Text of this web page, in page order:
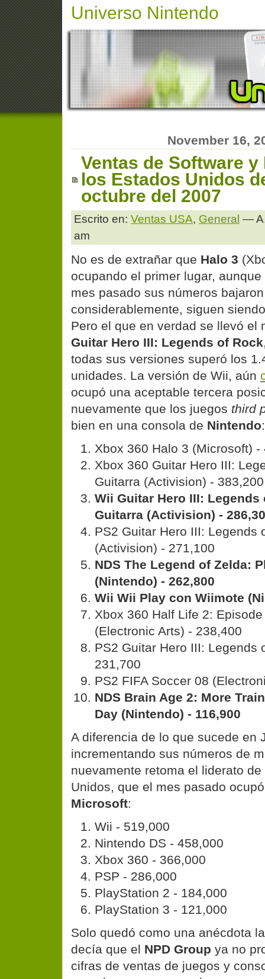
Universo Nintendo
November 16,
Ventas de Software y
los Estados Unidos
octubre del 2007
Escrito en: Ventas USA, General —
am
No es de extrañar que Halo 3
ocupando el primer lugar,
mes pasado sus números bajaron
considerablemente, siguen
Pero el que en verdad se llevó el
Guitar Hero III: Legends of Rock
todas sus versiones superó los
unidades. La versión de Wii, aún
ocupó una aceptable tercera
nuevamente que los juegos third
bien en una consola de Nintendo:
Xbox 360 Halo 3 (Microsoft) -
Xbox 360 Guitar Hero III:
Guitarra (Activision) - 383,200
Wii Guitar Hero III: Legends
Guitarra (Activision) -
PS2 Guitar Hero III: Legends
(Activision) - 271,100
NDS The Legend of Zelda:
(Nintendo) - 262,800
Wii Wii Play con Wiimote
Xbox 360 Half Life 2:
(Electronic Arts) - 238,400
PS2 Guitar Hero III: Legends
231,700
PS2 FIFA Soccer 08
NDS Brain Age 2: More
Day (Nintendo) - 116,900
A diferencia de lo que sucede en
incrementando sus números de
nuevamente retoma el liderato
Unidos, que el mes pasado
Microsoft:
Wii - 519,000
Nintendo DS - 458,000
Xbox 360 - 366,000
PSP - 286,000
PlayStation 2 - 184,000
PlayStation 3 - 121,000
Solo quedó como una anécdota
decía que el NPD Group ya no
cifras de ventas de juegos y